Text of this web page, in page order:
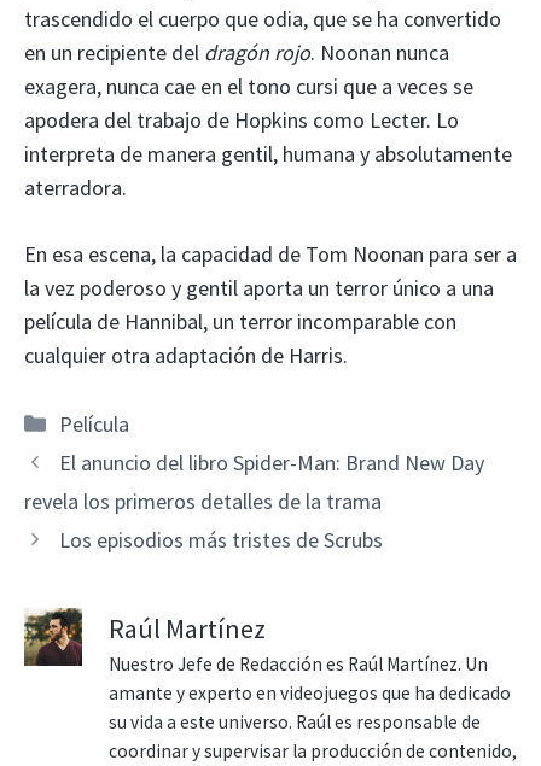
trascendido el cuerpo que odia, que se ha convertido
en un recipiente del dragón rojo. Noonan nunca
exagera, nunca cae en el tono cursi que a veces se
apodera del trabajo de Hopkins como Lecter. Lo
interpreta de manera gentil, humana y absolutamente
aterradora.
En esa escena, la capacidad de Tom Noonan para ser a
la vez poderoso y gentil aporta un terror único a una
película de Hannibal, un terror incomparable con
cualquier otra adaptación de Harris.
Categorías
Película
El anuncio del libro Spider-Man: Brand New Day
revela los primeros detalles de la trama
Los episodios más tristes de Scrubs
Raúl Martínez
Nuestro Jefe de Redacción es Raúl Martínez. Un
amante y experto en videojuegos que ha dedicado
su vida a este universo. Raúl es responsable de
coordinar y supervisar la producción de contenido,